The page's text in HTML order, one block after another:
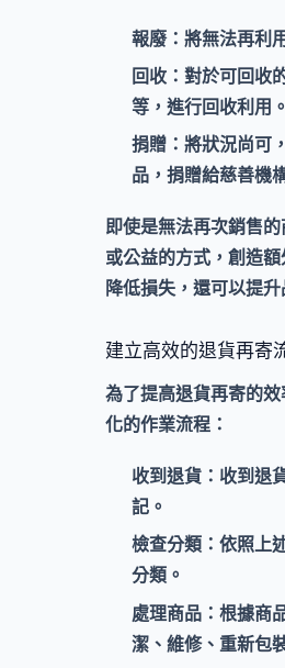
報廢： 將無法再利
回收： 對於可回收
等，進行回收利用。
捐贈： 將狀況尚可
品，捐贈給慈善機
即使是無法再次銷售
或公益的方式，創造
降低損失，還可以提升
建立高效的退貨再寄
為了提高退貨再寄的
化的作業流程 ：
收到退貨： 收到退
記。
檢查分類： 依照上
分類。
處理商品： 根據商
潔、維修、重新包